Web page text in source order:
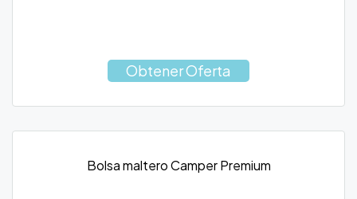
Obtener Oferta
Bolsa maltero Camper Premium